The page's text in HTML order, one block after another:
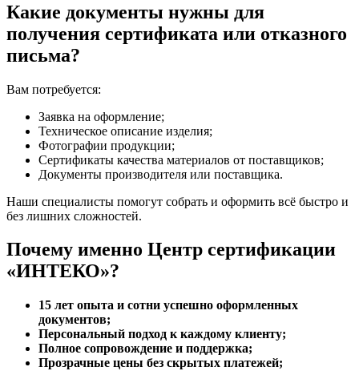
Какие документы нужны для
получения сертификата или отказного
письма?
Вам потребуется:
Заявка на оформление;
Техническое описание изделия;
Фотографии продукции;
Сертификаты качества материалов от поставщиков;
Документы производителя или поставщика.
Наши специалисты помогут собрать и оформить всё быстро и
без лишних сложностей.
Почему именно Центр сертификации
«ИНТЕКО»?
15 лет опыта и сотни успешно оформленных
документов;
Персональный подход к каждому клиенту;
Полное сопровождение и поддержка;
Прозрачные цены без скрытых платежей;